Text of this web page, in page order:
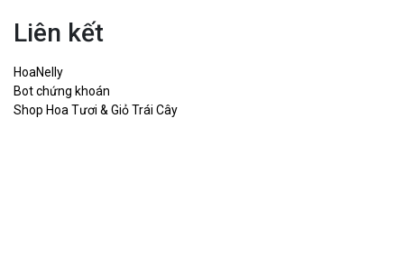
Liên kết
HoaNelly
Bot chứng khoán
Shop Hoa Tươi & Giỏ Trái Cây